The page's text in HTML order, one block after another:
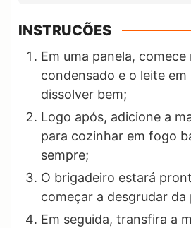
INSTRUCÕES
Em uma panela,
condensado e o leite
dissolver bem;
Logo após, adicione a
para cozinhar em fogo
sempre;
O brigadeiro estará
começar a desgrudar da
Em seguida, transfira a